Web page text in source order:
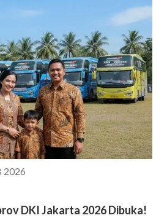
2026
DKI Jakarta 2026 Dibuka!